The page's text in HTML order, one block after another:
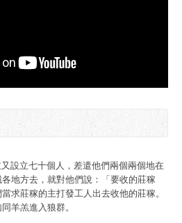
設立七十個人，差遣他們兩個兩個地在
地方去，就對他們說：「要收的莊稼
求莊稼的主打發工人出去收他的莊稼。
羊羔進入狼群。